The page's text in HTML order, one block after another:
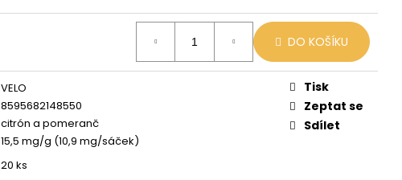
DO KOŠÍKU
VELO
8595682148550
citrón a pomeranč
15,5 mg/g (10,9 mg/sáček)
20 ks
Tisk
Zeptat se
Sdílet